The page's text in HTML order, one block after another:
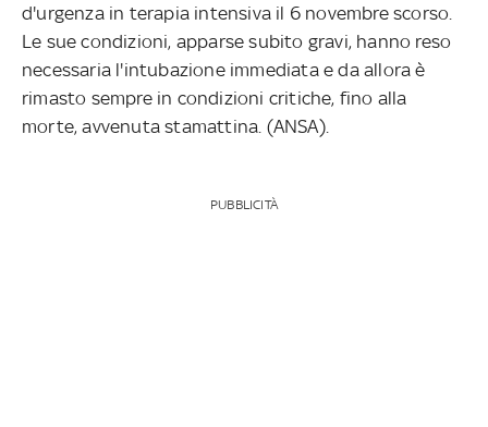
d'urgenza in terapia intensiva il 6 novembre scorso.
Le sue condizioni, apparse subito gravi, hanno reso
necessaria l'intubazione immediata e da allora è
rimasto sempre in condizioni critiche, fino alla
morte, avvenuta stamattina. (ANSA).
PUBBLICITÀ